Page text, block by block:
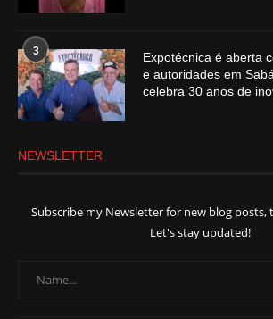
3
Expotécnica é aberta
e autoridades em
celebra 30 anos de
NEWSLETTER
Subscribe my Newsletter for new blog posts,
Let's stay updated!